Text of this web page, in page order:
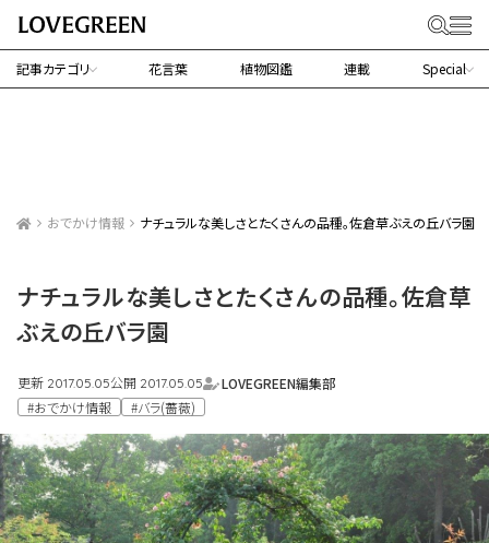
記事カテゴリ 花言葉 植物図鑑 連載 Special
おでかけ情報 ナチュラルな美しさとたくさんの品種。佐倉草ぶえの丘バラ園
ナチュラルな美しさとたくさんの品種。佐倉草
ぶえの丘バラ園
更新 2017.05.05公開 2017.05.05
LOVEGREEN編集部
#おでかけ情報
#バラ(薔薇)